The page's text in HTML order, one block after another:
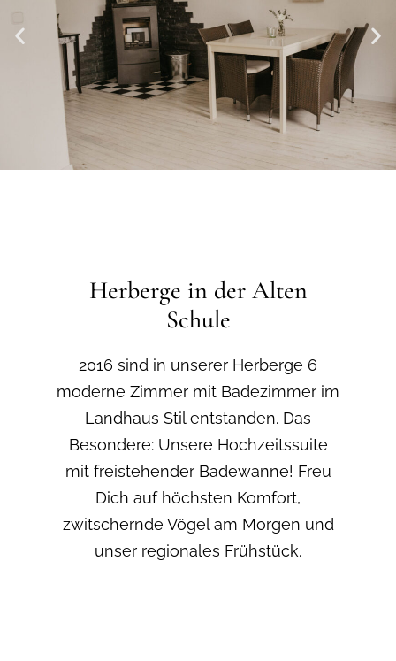
Herberge in der Alten
Schule
2016 sind in unserer Herberge 6
moderne Zimmer mit Badezimmer im
Landhaus Stil entstanden. Das
Besondere: Unsere Hochzeitssuite
mit freistehender Badewanne! Freu
Dich auf höchsten Komfort,
zwitschernde Vögel am Morgen und
unser regionales Frühstück.